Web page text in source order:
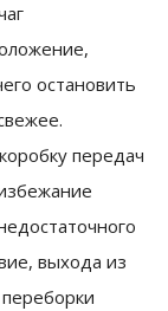
остановить
передач
выхода из